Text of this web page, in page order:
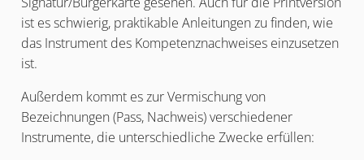
ist es schwierig, praktikable Anleitungen zu finden, wie
das Instrument des Kompetenznachweises einzusetzen
ist.
Außerdem kommt es zur Vermischung von
Bezeichnungen (Pass, Nachweis) verschiedener
Instrumente, die unterschiedliche Zwecke erfüllen: